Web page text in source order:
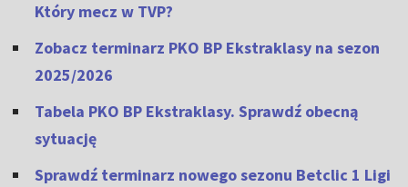
Który mecz w TVP?
Zobacz terminarz PKO BP Ekstraklasy na sezon
2025/2026
Tabela PKO BP Ekstraklasy. Sprawdź obecną
sytuację
Sprawdź terminarz nowego sezonu Betclic 1 Ligi